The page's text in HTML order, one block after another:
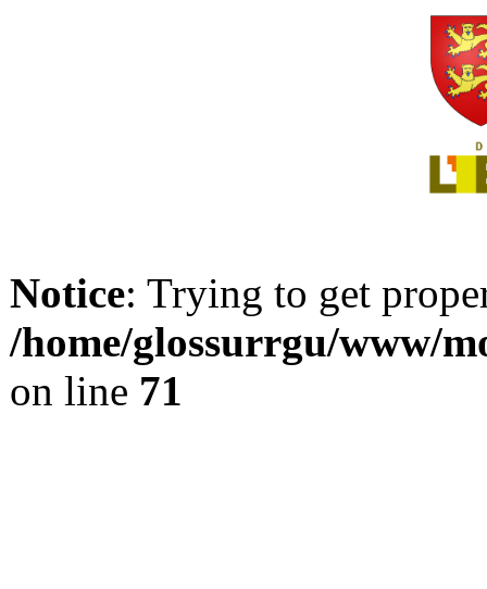
Notice: Trying to get
/home/glossurrgu/www/
on line 71